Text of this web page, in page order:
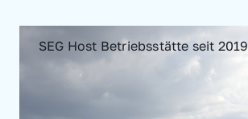
SEG Host Betriebsstätte seit 2019